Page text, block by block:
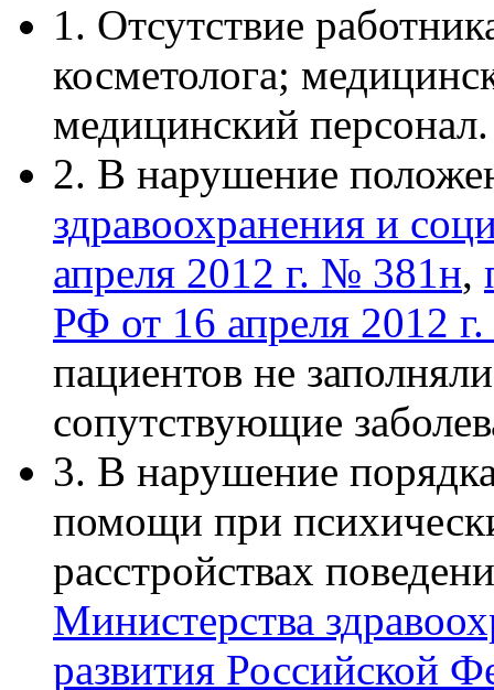
1. Отсутствие
косметолога;
медицинский персонал.
2. В нарушение
здравоохранения и
апреля 2012 г. № 381н,
РФ от 16 апреля 2012
пациентов не
сопутствующие
3. В нарушение
помощи при
расстройствах
Министерства
развития Российской